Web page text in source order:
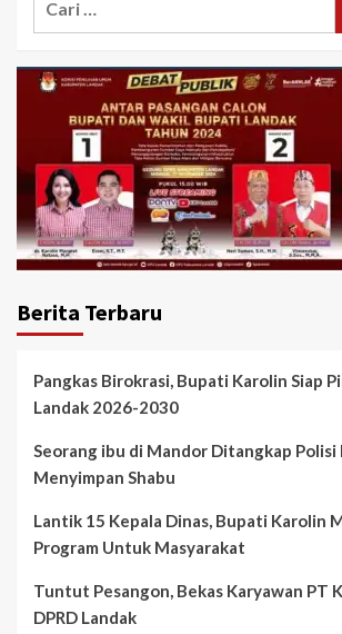
Berita Terbaru
Pangkas Birokrasi, Bupati Karolin Siap
Landak 2026-2030
Seorang ibu di Mandor Ditangkap Polisi
Menyimpan Shabu
Lantik 15 Kepala Dinas, Bupati Karolin
Program Untuk Masyarakat
Tuntut Pesangon, Bekas Karyawan PT
DPRD Landak